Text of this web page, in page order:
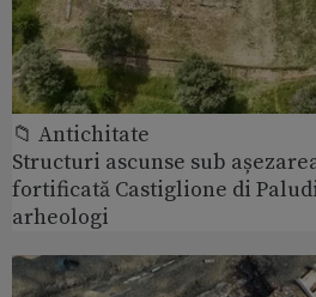
📁 Antichitate
Structuri ascunse sub
fortificată Castiglione di
arheologi